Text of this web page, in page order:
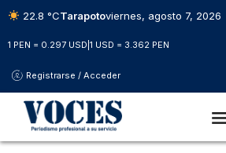
22.8 °CTarapotoviernes, agosto 7, 2026
1 PEN = 0.297 USD 1 USD = 3.362 PEN
Registrarse / Acceder